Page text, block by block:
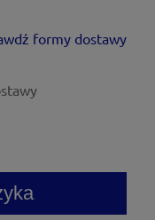
płatności
formy dostawy